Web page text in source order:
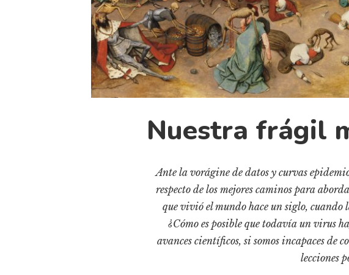
Nuestra frágil
Ante la vorágine de datos y curvas
respecto de los mejores caminos para
que vivió el mundo hace un siglo,
¿Cómo es posible que todavía un virus
avances científicos, si somos incapaces de
lecciones